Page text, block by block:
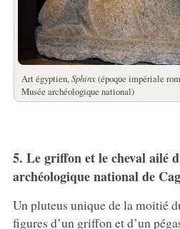
Art égyptien,Sphinx(époque impériale
Musée archéologique national)
5. Le griffon et le cheval ailé
archéologique national de
Un pluteus unique de la moitié
figures d’un griffon et d’un